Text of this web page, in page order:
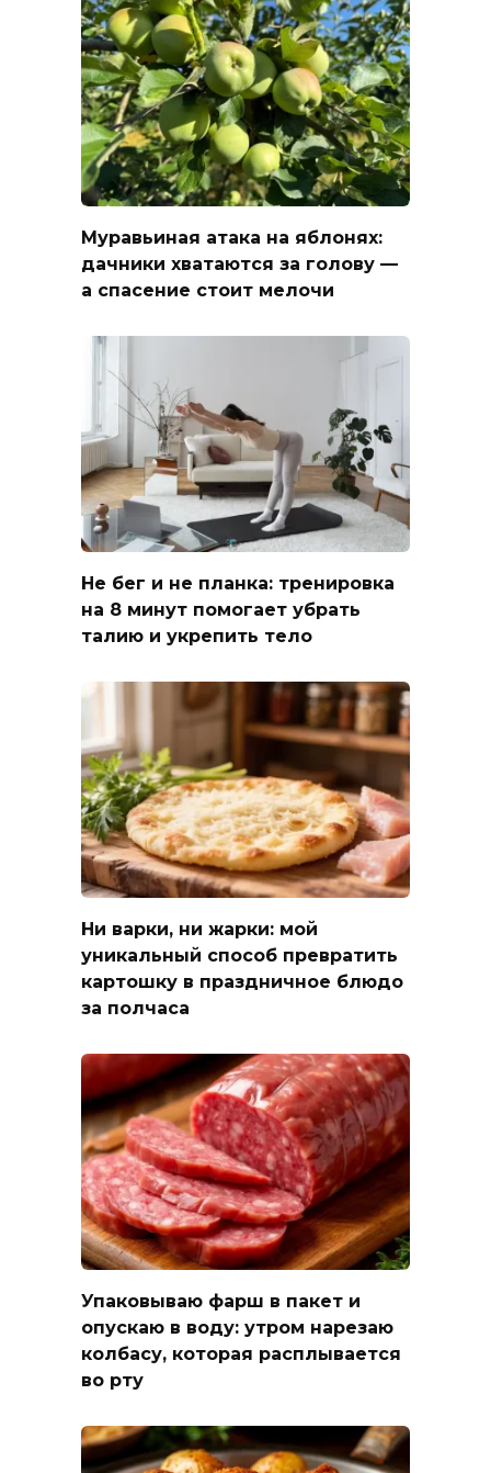
Муравьиная атака на яблонях:
дачники хватаются за голову —
а спасение стоит мелочи
Не бег и не планка: тренировка
на 8 минут помогает убрать
талию и укрепить тело
Ни варки, ни жарки: мой
уникальный способ превратить
картошку в праздничное блюдо
за полчаса
Упаковываю фарш в пакет и
опускаю в воду: утром нарезаю
колбасу, которая расплывается
во рту